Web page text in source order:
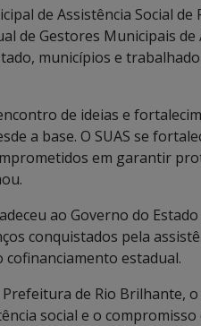
de Assistência Social
de Gestores Municipais
municípios e
de ideias e
a base. O SUAS se
em garantir
ao Governo do
conquistados pela
estadual.
de Rio Brilhante,
social e o